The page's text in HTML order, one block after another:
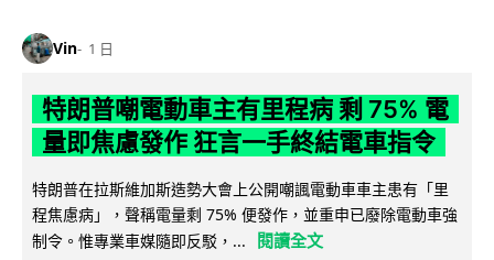
Vin 1 日
特朗普嘲電動車主有里程病 剩 75% 電
量即焦慮發作 狂言一手終結電車指令
特朗普在拉斯維加斯造勢大會上公開嘲諷電動車車主患有「里
程焦慮病」，聲稱電量剩 75% 便發作，並重申已廢除電動車強
制令。惟專業車媒隨即反駁，...
閱讀全文